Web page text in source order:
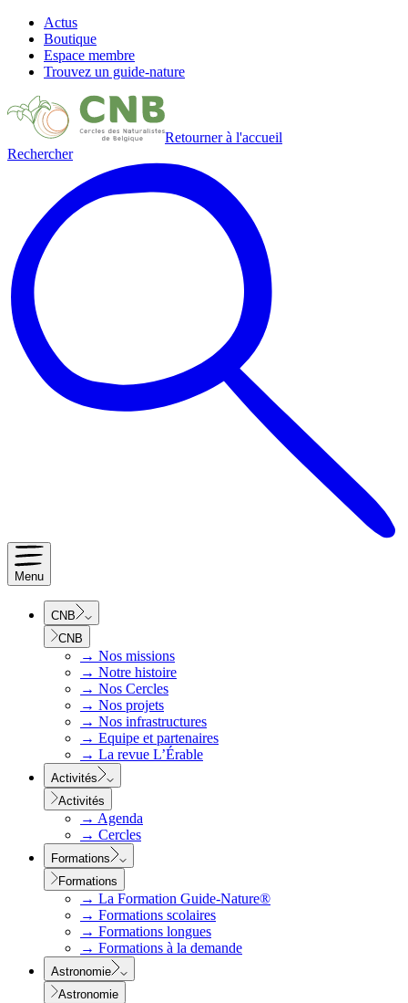
Actus
Boutique
Espace membre
Trouvez un guide-nature
Retourner à l'accueil
Rechercher
Menu
CNB
CNB
→ Nos missions
→ Notre histoire
→ Nos Cercles
→ Nos projets
→ Nos infrastructures
→ Equipe et partenaires
→ La revue L’Érable
Activités
Activités
→ Agenda
→ Cercles
Formations
Formations
→ La Formation Guide-Nature®
→ Formations scolaires
→ Formations longues
→ Formations à la demande
Astronomie
Astronomie